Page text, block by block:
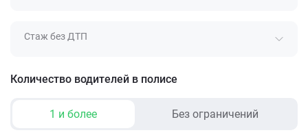
Стаж без ДТП
Количество водителей в полисе
1 и более Без ограничений